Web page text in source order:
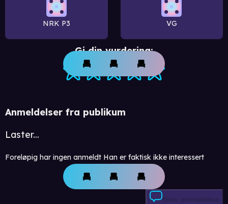
NRK P3 VG
Gi din vurdering:
Anmeldelser fra publikum
Laster...
Foreløpig har ingen anmeldt Han er faktisk ikke interessert
Skriv anmeldelse